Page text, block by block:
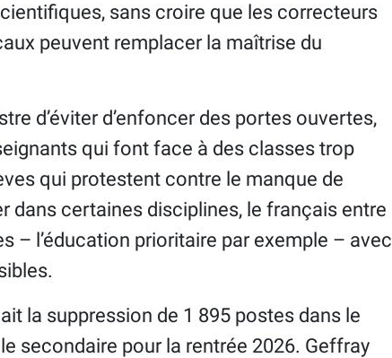
sans croire que les correcteurs
peuvent remplacer la maîtrise du
d’éviter d’enfoncer des portes ouvertes,
qui font face à des classes trop
qui protestent contre le manque de
dans certaines disciplines, le français entre
– l’éducation prioritaire par exemple – avec
la suppression de 1 895 postes dans le
secondaire pour la rentrée 2026. Geffray